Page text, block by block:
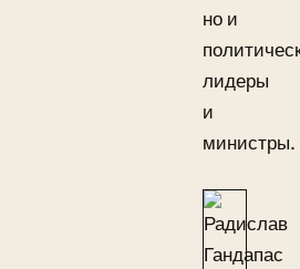
но и
лидеры
и
министры.